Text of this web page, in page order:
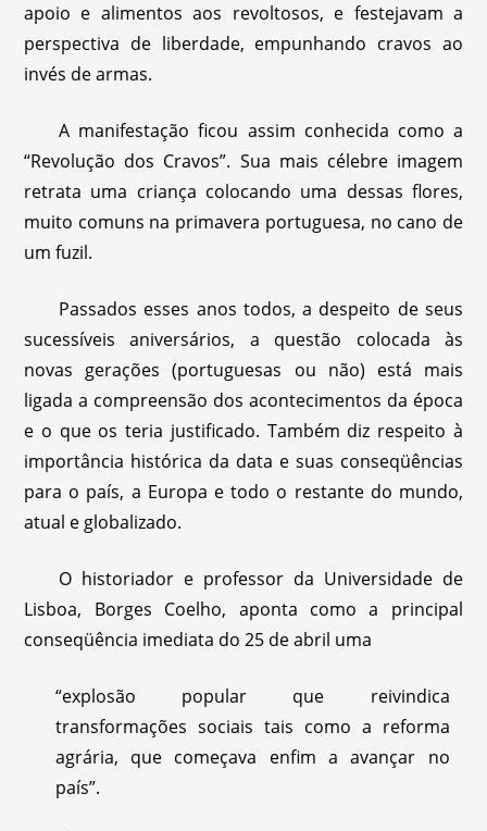
apoio e alimentos aos revoltosos, e festejavam a
perspectiva de liberdade, empunhando cravos ao
invés de armas.
A manifestação ficou assim conhecida como a
“Revolução dos Cravos”. Sua mais célebre imagem
retrata uma criança colocando uma dessas flores,
muito comuns na primavera portuguesa, no cano de
um fuzil.
Passados esses anos todos, a despeito de seus
sucessíveis aniversários, a questão colocada às
novas gerações (portuguesas ou não) está mais
ligada a compreensão dos acontecimentos da época
e o que os teria justificado. Também diz respeito à
importância histórica da data e suas conseqüências
para o país, a Europa e todo o restante do mundo,
atual e globalizado.
O historiador e professor da Universidade de
Lisboa, Borges Coelho, aponta como a principal
conseqüência imediata do 25 de abril uma
“explosão popular que reivindica
transformações sociais tais como a reforma
agrária, que começava enfim a avançar no
país”.